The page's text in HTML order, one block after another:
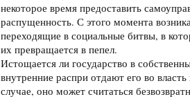
некоторое время предоставить
распущенность. С этого момента
переходящие в социальные битвы, в
их превращается в пепел.
Истощается ли государство в
внутренние распри отдают его во
случае, оно может считаться